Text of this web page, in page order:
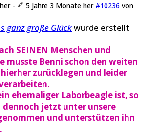
- 5 Jahre 3 Monate her #10236 von
ganz große Glückwurde erstellt
SEINEN Menschen und
musste Benni schon den weiten
zurücklegen und leider
ehemaliger Laborbeagle ist, so
dennoch jetzt unter unsere
und unterstützen ihn